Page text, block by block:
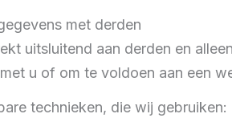
met derden
uitsluitend aan derden en
u of om te voldoen aan een
technieken, die wij gebruiken: